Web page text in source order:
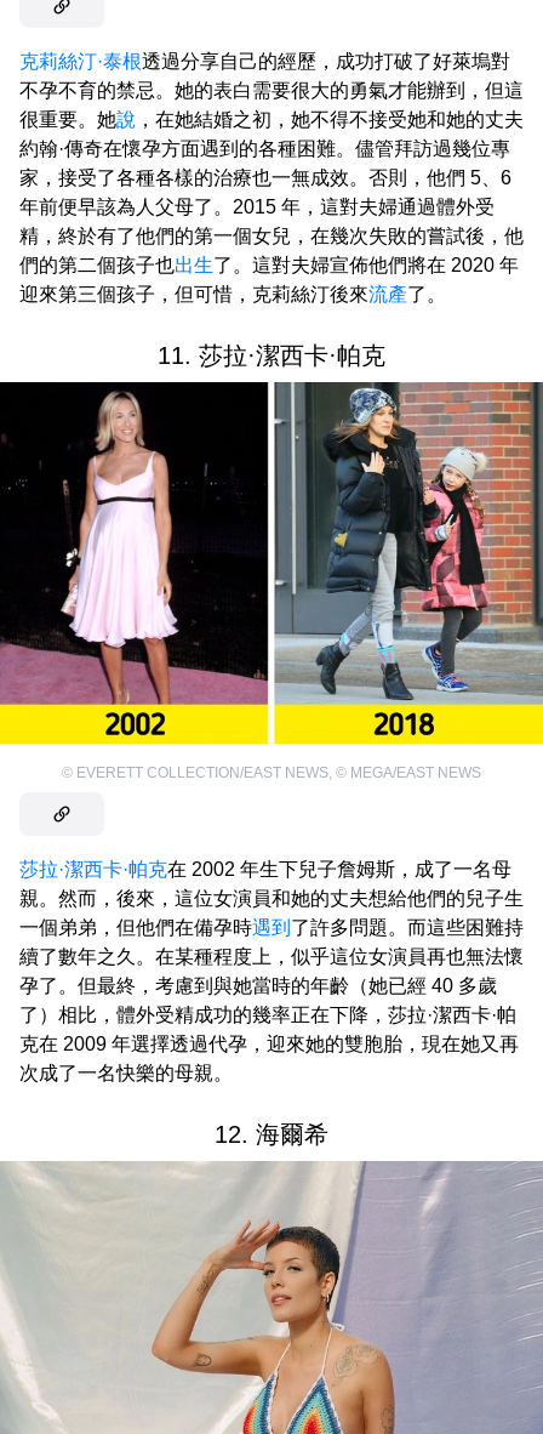
克莉絲汀·泰根透過分享自己的經歷，成功打破了好萊塢對
不孕不育的禁忌。她的表白需要很大的勇氣才能辦到，但這
很重要。她說 ，在她結婚之初，她不得不接受她和她的丈夫
約翰·傳奇在懷孕方面遇到的各種困難。儘管拜訪過幾位專
家，接受了各種各樣的治療也一無成效。否則，他們 5、6
年前便早該為人父母了。2015 年，這對夫婦通過體外受
精，終於有了他們的第一個女兒，在幾次失敗的嘗試後，他
們的第二個孩子也出生了。這對夫婦宣佈他們將在 2020 年
迎來第三個孩子，但可惜，克莉絲汀後來流產了。
11. 莎拉·潔西卡·帕克
© EVERETT COLLECTION/EAST NEWS, © MEGA/EAST NEWS
莎拉·潔西卡·帕克在 2002 年生下兒子詹姆斯，成了一名母
親。然而，後來，這位女演員和她的丈夫想給他們的兒子生
一個弟弟，但他們在備孕時遇到 了許多問題。而這些困難持
續了數年之久。在某種程度上，似乎這位女演員再也無法懷
孕了。但最終，考慮到與她當時的年齡（她已經 40 多歲
了）相比，體外受精成功的幾率正在下降，莎拉·潔西卡·帕
克在 2009 年選擇透過代孕，迎來她的雙胞胎，現在她又再
次成了一名快樂的母親。
12. 海爾希